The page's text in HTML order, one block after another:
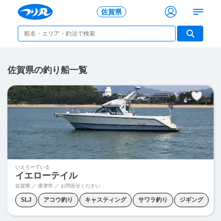
佐賀県
佐賀県の釣り船一覧
いえろーている
イエローテイル
佐賀県 ／ 唐津市 ／ お問合せください
SLJ アコウ釣り キャスティング サワラ釣り ジギング
タイラバ ティップラン ヒラマサ釣り マダイ釣り